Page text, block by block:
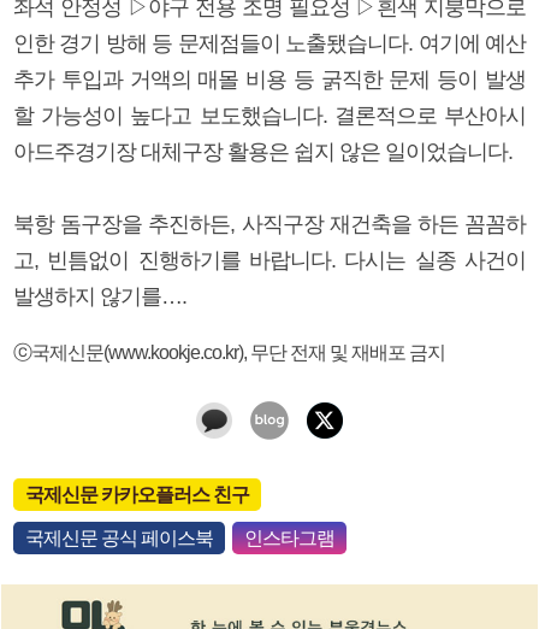
좌석 안정성 ▷야구 전용 조명 필요성 ▷흰색 지붕막으로
인한 경기 방해 등 문제점들이 노출됐습니다. 여기에 예산
추가 투입과 거액의 매몰 비용 등 굵직한 문제 등이 발생
할 가능성이 높다고 보도했습니다. 결론적으로 부산아시
아드주경기장 대체구장 활용은 쉽지 않은 일이었습니다.
북항 돔구장을 추진하든, 사직구장 재건축을 하든 꼼꼼하
고, 빈틈없이 진행하기를 바랍니다. 다시는 실종 사건이
발생하지 않기를….
ⓒ국제신문(www.kookje.co.kr), 무단 전재 및 재배포 금지
국제신문 카카오플러스 친구
국제신문 공식 페이스북 인스타그램